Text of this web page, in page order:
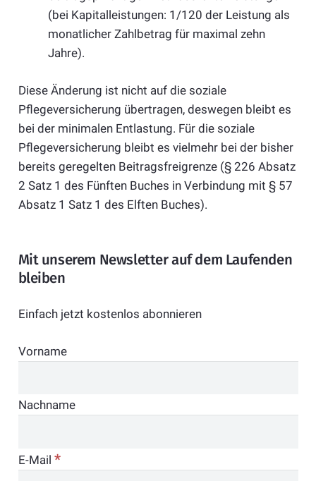
(bei Kapitalleistungen: 1/120 der Leistung als
monatlicher Zahlbetrag für maximal zehn
Jahre).
Diese Änderung ist nicht auf die soziale
Pflegeversicherung übertragen, deswegen bleibt es
bei der minimalen Entlastung. Für die soziale
Pflegeversicherung bleibt es vielmehr bei der bisher
bereits geregelten Beitragsfreigrenze (§ 226 Absatz
2 Satz 1 des Fünften Buches in Verbindung mit § 57
Absatz 1 Satz 1 des Elften Buches).
Mit unserem Newsletter auf dem Laufenden
bleiben
Einfach jetzt kostenlos abonnieren
Vorname
Nachname
E-Mail *